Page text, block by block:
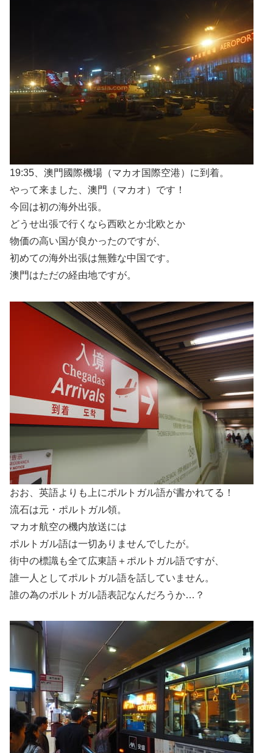
19:35、澳門國際機場（マカオ国際空港）に到着。
やって来ました、澳門（マカオ）です！
今回は初の海外出張。
どうせ出張で行くなら西欧とか北欧とか
物価の高い国が良かったのですが、
初めての海外出張は無難な中国です。
澳門はただの経由地ですが。
おお、英語よりも上にポルトガル語が書かれてる！
流石は元・ポルトガル領。
マカオ航空の機内放送には
ポルトガル語は一切ありませんでしたが。
街中の標識も全て広東語＋ポルトガル語ですが、
誰一人としてポルトガル語を話していません。
誰の為のポルトガル語表記なんだろうか…？